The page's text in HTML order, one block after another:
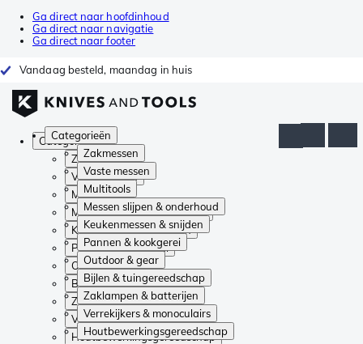
Ga direct naar hoofdinhoud
Ga direct naar navigatie
Ga direct naar footer
Vandaag besteld, maandag in huis
Categorieën
Zakmessen
Vaste messen
Multitools
Messen slijpen & onderhoud
Keukenmessen & snijden
Pannen & kookgerei
Outdoor & gear
Bijlen & tuingereedschap
Zaklampen & batterijen
Verrekijkers & monoculairs
Houtbewerkingsgereedschap
Categorieën
Zakmessen
Vaste messen
Multitools
Messen slijpen & onderhoud
Keukenmessen & snijden
Pannen & kookgerei
Outdoor & gear
Bijlen & tuingereedschap
Zaklampen & batterijen
Verrekijkers & monoculairs
Houtbewerkingsgereedschap